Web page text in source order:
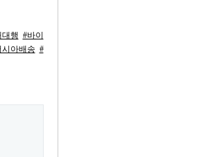
대행 #바이
시아배송 #